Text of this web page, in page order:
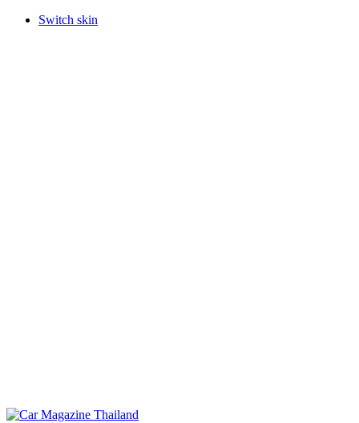
Switch skin